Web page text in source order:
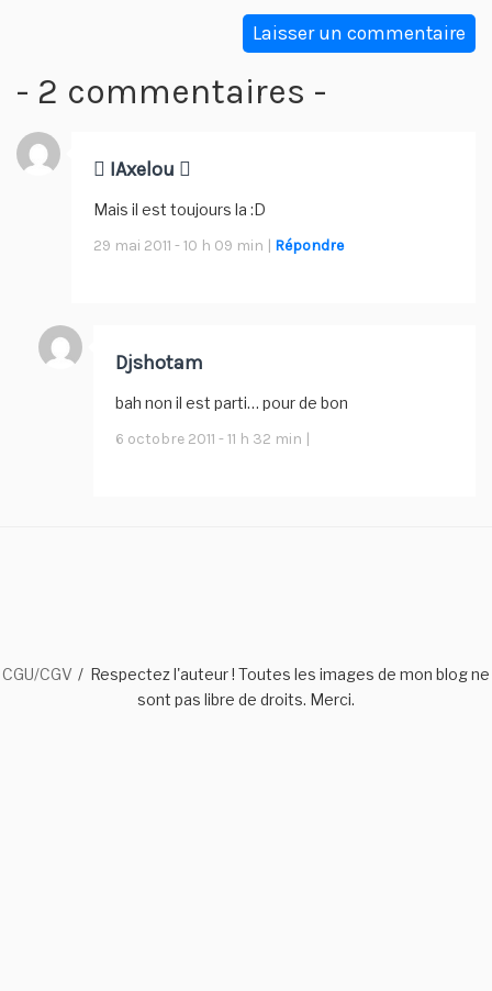
- 2 commentaires -
 IAxelou 
Mais il est toujours la :D
29 mai 2011 - 10 h 09 min | Répondre
Djshotam
bah non il est parti… pour de bon
6 octobre 2011 - 11 h 32 min |
CGU/CGV
Respectez l'auteur ! Toutes les images de mon blog ne
sont pas libre de droits. Merci.